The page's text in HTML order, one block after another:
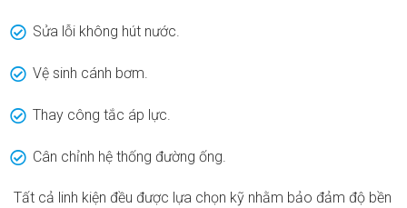
Sửa lỗi không hút nước.
Vệ sinh cánh bơm.
Thay công tắc áp lực.
Cân chỉnh hệ thống đường ống.
Tất cả linh kiện đều được lựa chọn kỹ nhằm bảo đảm độ bền